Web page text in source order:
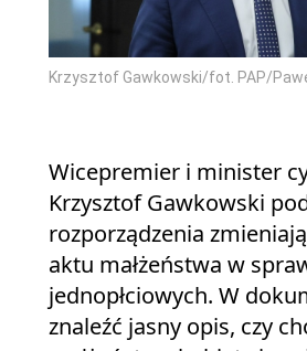
Krzysztof Gawkowski/fot. PAP/
Wicepremier i minister
Krzysztof Gawkowski
rozporządzenia
aktu małżeństwa w
jednopłciowych. W
znaleźć jasny opis, czy